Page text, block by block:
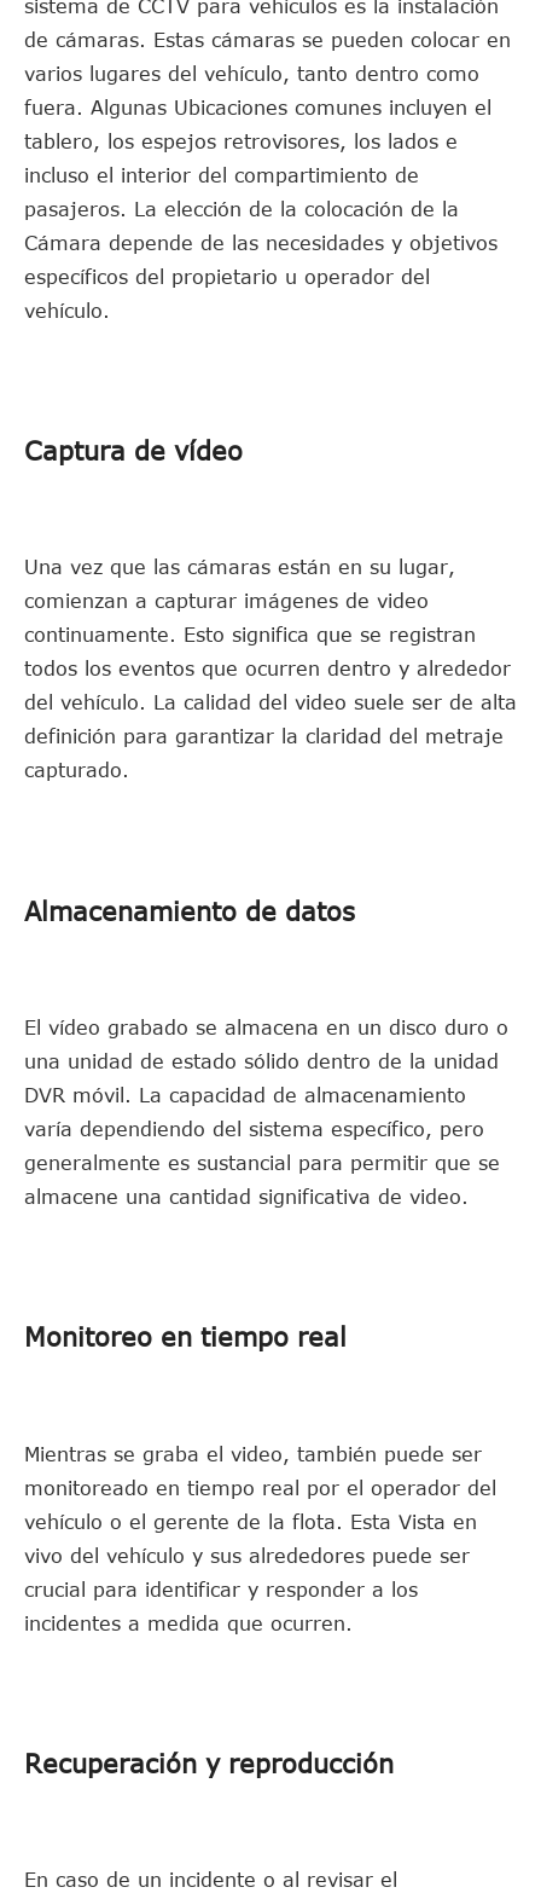
sistema de CCTV para vehículos es la instalación
de cámaras. Estas cámaras se pueden colocar en
varios lugares del vehículo, tanto dentro como
fuera. Algunas Ubicaciones comunes incluyen el
tablero, los espejos retrovisores, los lados e
incluso el interior del compartimiento de
pasajeros. La elección de la colocación de la
Cámara depende de las necesidades y objetivos
específicos del propietario u operador del
vehículo.
Captura de vídeo
Una vez que las cámaras están en su lugar,
comienzan a capturar imágenes de video
continuamente. Esto significa que se registran
todos los eventos que ocurren dentro y alrededor
del vehículo. La calidad del video suele ser de alta
definición para garantizar la claridad del metraje
capturado.
Almacenamiento de datos
El vídeo grabado se almacena en un disco duro o
una unidad de estado sólido dentro de la unidad
DVR móvil. La capacidad de almacenamiento
varía dependiendo del sistema específico, pero
generalmente es sustancial para permitir que se
almacene una cantidad significativa de video.
Monitoreo en tiempo real
Mientras se graba el video, también puede ser
monitoreado en tiempo real por el operador del
vehículo o el gerente de la flota. Esta Vista en
vivo del vehículo y sus alrededores puede ser
crucial para identificar y responder a los
incidentes a medida que ocurren.
Recuperación y reproducción
En caso de un incidente o al revisar el